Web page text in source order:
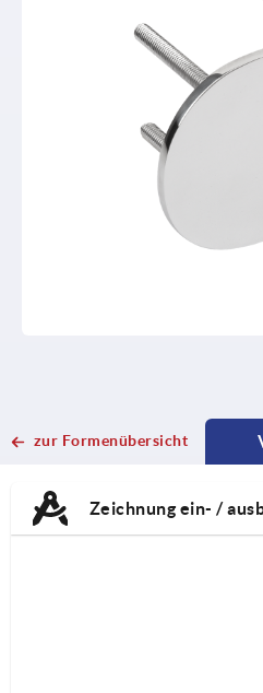
zur Formenübersicht
Zeichnung ein- /